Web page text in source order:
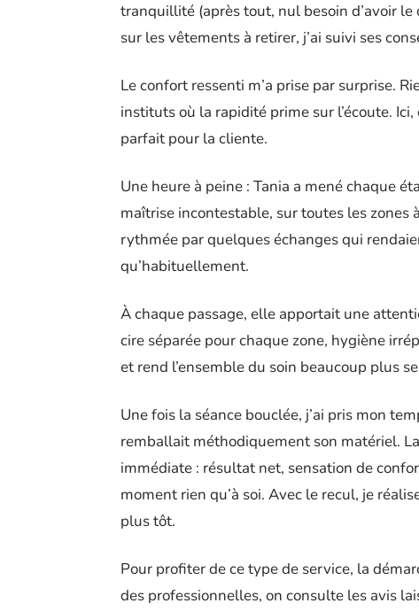
tranquillité (après tout, nul besoin d’avoir
sur les vêtements à retirer, j’ai suivi ses
Le confort ressenti m’a prise par surprise.
instituts où la rapidité prime sur l’écoute.
parfait pour la cliente.
Une heure à peine : Tania a mené chaque
maîtrise incontestable, sur toutes les zones
rythmée par quelques échanges qui
qu’habituellement.
À chaque passage, elle apportait une
cire séparée pour chaque zone, hygiène
et rend l’ensemble du soin beaucoup plus
Une fois la séance bouclée, j’ai pris mon
remballait méthodiquement son matériel.
immédiate : résultat net, sensation de
moment rien qu’à soi. Avec le recul, je
plus tôt.
Pour profiter de ce type de service, la
des professionnelles, on consulte les avis